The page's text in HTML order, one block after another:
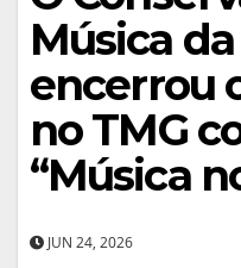
Música
encerrou
no TMG
“Música
JUN 24, 2026